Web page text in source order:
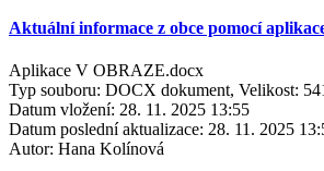
Aktuální informace z obce pomocí
Aplikace V OBRAZE.docx
Typ souboru: DOCX dokument, Velikost:
Datum vložení: 28. 11. 2025 13:55
Datum poslední aktualizace: 28. 11. 2025
Autor: Hana Kolínová